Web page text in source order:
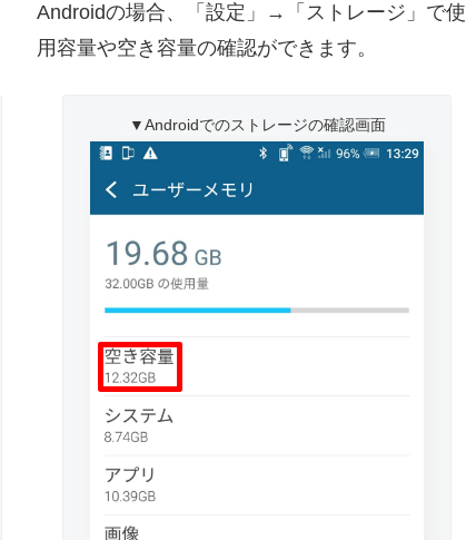
Androidの場合、「設定」→「ストレージ」で使
用容量や空き容量の確認ができます。
▼Androidでのストレージの確認画面